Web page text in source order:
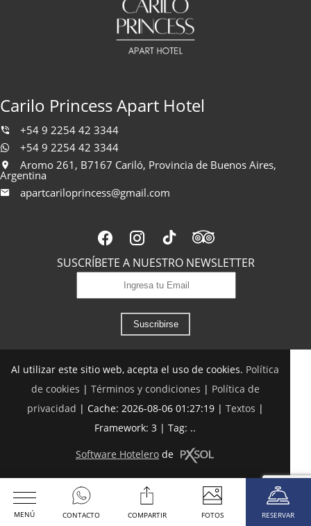
Carilo Princess Apart Hotel
+54 9 2254 42 3344
+54 9 2254 42 3344
Aromo 261, B7167 Cariló, Provincia de Buenos Aires,
Argentina
apartcariloprincess@gmail.com
SUSCRÍBETE A NUESTRO NEWSLETTER
Suscribirse
Al utilizar este sitio web, acepta el uso de cookies. Política
de cookies | Términos y condiciones | Política de
privacidad | Cache: 2026-08-06 01:27:19 | Textos |
Framework: 3 | Tag: ..
Software Hotelero de
MENÚ CONTACTO COMPARTIR FOTOS RESERVAR